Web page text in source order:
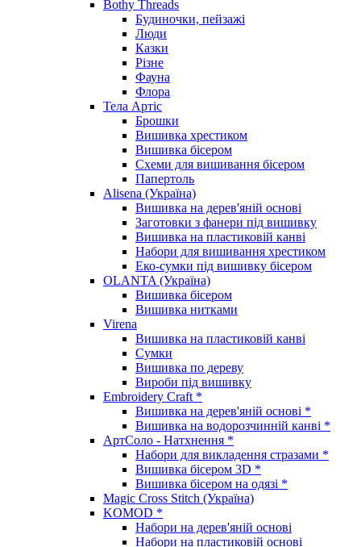
Bothy Threads
Будиночки, пейзажі
Люди
Казки
Різне
Фауна
Флора
Тела Артіс
Брошки
Вишивка хрестиком
Вишивка бісером
Схеми для вишивання бісером
Папертоль
Alisena (Україна)
Вишивка на дерев'яній основі
Заготовки з фанери під вишивку
Вишивка на пластиковій канві
Набори для вишивання хрестиком
Еко-сумки під вишивку бісером
OLANTA (Україна)
Вишивка бісером
Вишивка нитками
Virena
Вишивка на пластиковій канві
Сумки
Вишивка по дереву
Вироби під вишивку
Embroidery Craft *
Вишивка на дерев'яній основі *
Вишивка на водорозчинній канві *
АртСоло - Натхнення *
Набори для викладення стразами *
Вишивка бісером 3D *
Вишивка бісером на одязі *
Magic Cross Stitch (Україна)
KOMOD *
Набори на дерев'яній основі
Набори на пластиковій основі